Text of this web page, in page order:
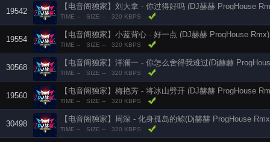
19542
【电音阁独家】刘大拿 - 你过得好吗 (DJ赫赫 ProgHouse
TIME -- SIZE -- 320 KBPS
19554
【电音阁独家】小蓝背心 - 好一点 (DJ赫赫 ProgHouse Rmx)
TIME -- SIZE -- 320 KBPS
30568
【电音阁独家】洋澜一 - 你怎么舍得我难过(Dj赫赫
TIME -- SIZE -- 320 KBPS
19560
【电音阁独家】梅艳芳 - 将冰山劈开 (DJ赫赫 ProgHouse
TIME -- SIZE -- 320 KBPS
30498
【电音阁独家】周深 - 化身孤岛的鲸(Dj赫赫 ProgHouse
TIME -- SIZE -- 320 KBPS